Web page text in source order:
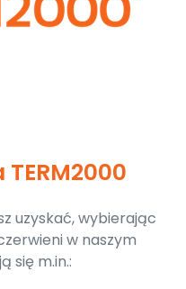
uzyskać, wybierając
w naszym
się m.in.: